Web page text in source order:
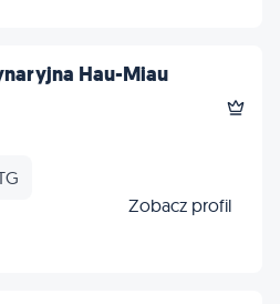
Hau-Miau
Zobacz profil